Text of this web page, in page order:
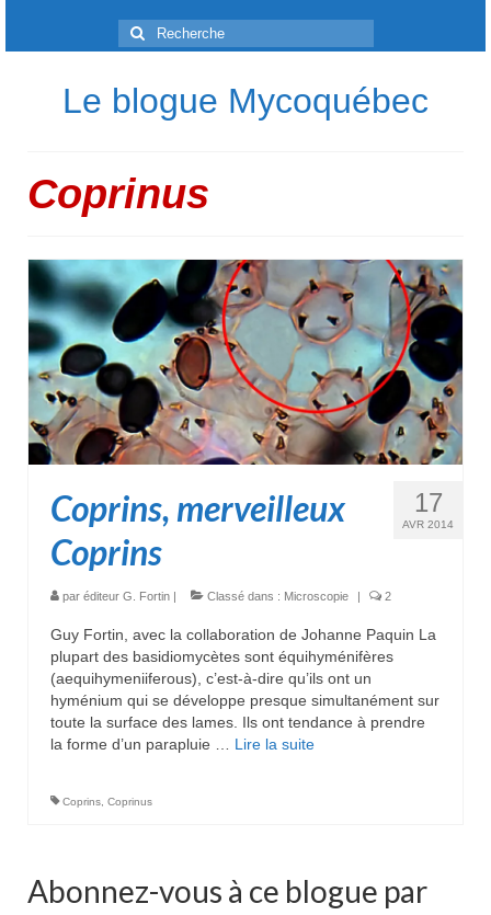
Rechercher
:
Le blogue Mycoquébec
Coprinus
17
AVR 2014
Coprins, merveilleux
Coprins
par éditeur G. Fortin Classé dans : Microscopie 2
Guy Fortin, avec la collaboration de Johanne Paquin La
plupart des basidiomycètes sont équihyménifères
(aequihymeniiferous), c’est-à-dire qu’ils ont un
hyménium qui se développe presque simultanément sur
toute la surface des lames. Ils ont tendance à prendre
la forme d’un parapluie … Lire la suite­­
Coprins, Coprinus
Abonnez-vous à ce blogue par